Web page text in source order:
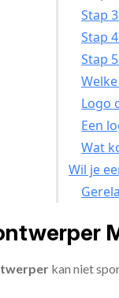
Stap
Stap
Stap
Logo
Een
Wat
Wil je
kan niet